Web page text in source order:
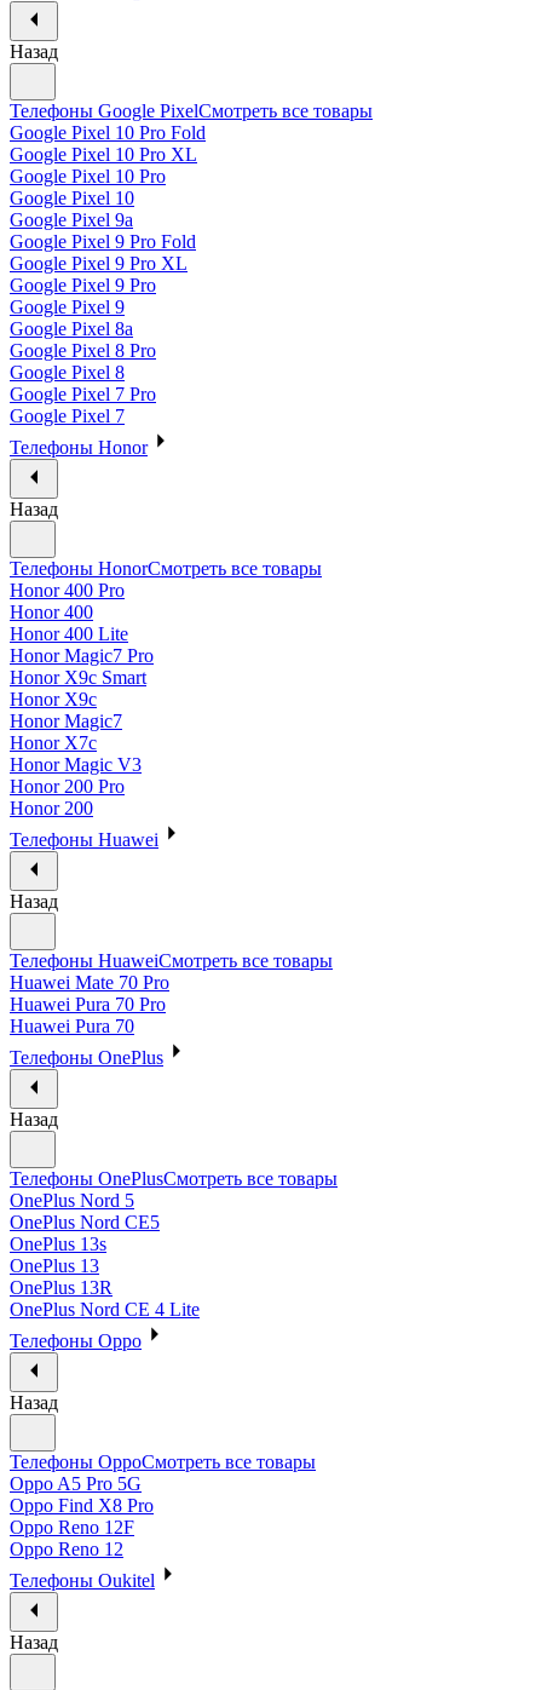
Назад
Телефоны Google PixelСмотреть все товары
Google Pixel 10 Pro Fold
Google Pixel 10 Pro XL
Google Pixel 10 Pro
Google Pixel 10
Google Pixel 9a
Google Pixel 9 Pro Fold
Google Pixel 9 Pro XL
Google Pixel 9 Pro
Google Pixel 9
Google Pixel 8a
Google Pixel 8 Pro
Google Pixel 8
Google Pixel 7 Pro
Google Pixel 7
Телефоны Honor
Назад
Телефоны HonorСмотреть все товары
Honor 400 Pro
Honor 400
Honor 400 Lite
Honor Magic7 Pro
Honor X9c Smart
Honor X9c
Honor Magic7
Honor X7c
Honor Magic V3
Honor 200 Pro
Honor 200
Телефоны Huawei
Назад
Телефоны HuaweiСмотреть все товары
Huawei Mate 70 Pro
Huawei Pura 70 Pro
Huawei Pura 70
Телефоны OnePlus
Назад
Телефоны OnePlusСмотреть все товары
OnePlus Nord 5
OnePlus Nord CE5
OnePlus 13s
OnePlus 13
OnePlus 13R
OnePlus Nord CE 4 Lite
Телефоны Oppo
Назад
Телефоны OppoСмотреть все товары
Oppo A5 Pro 5G
Oppo Find X8 Pro
Oppo Reno 12F
Oppo Reno 12
Телефоны Oukitel
Назад